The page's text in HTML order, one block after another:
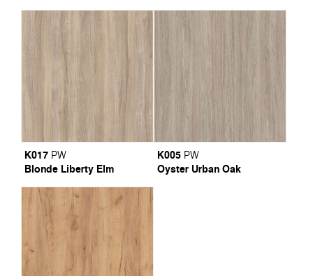
K017 PW
Blonde Liberty Elm
K005 PW
Oyster Urban Oak